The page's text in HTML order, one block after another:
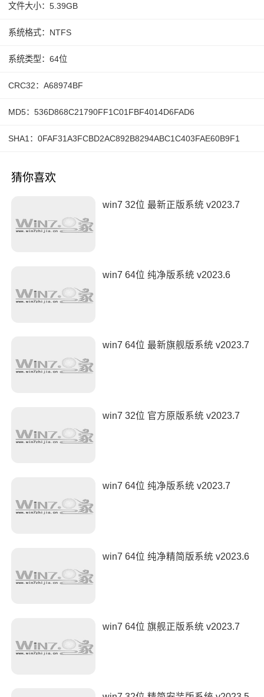
文件大小：5.39GB
系统格式：NTFS
系统类型：64位
CRC32：A68974BF
MD5：536D868C21790FF1C01FBF4014D6FAD6
SHA1：0FAF31A3FCBD2AC892B8294ABC1C403FAE60B9F1
猜你喜欢
win7 32位 最新正版系统 v2023.7
win7 64位 纯净版系统 v2023.6
win7 64位 最新旗舰版系统 v2023.7
win7 32位 官方原版系统 v2023.7
win7 64位 纯净版系统 v2023.7
win7 64位 纯净精简版系统 v2023.6
win7 64位 旗舰正版系统 v2023.7